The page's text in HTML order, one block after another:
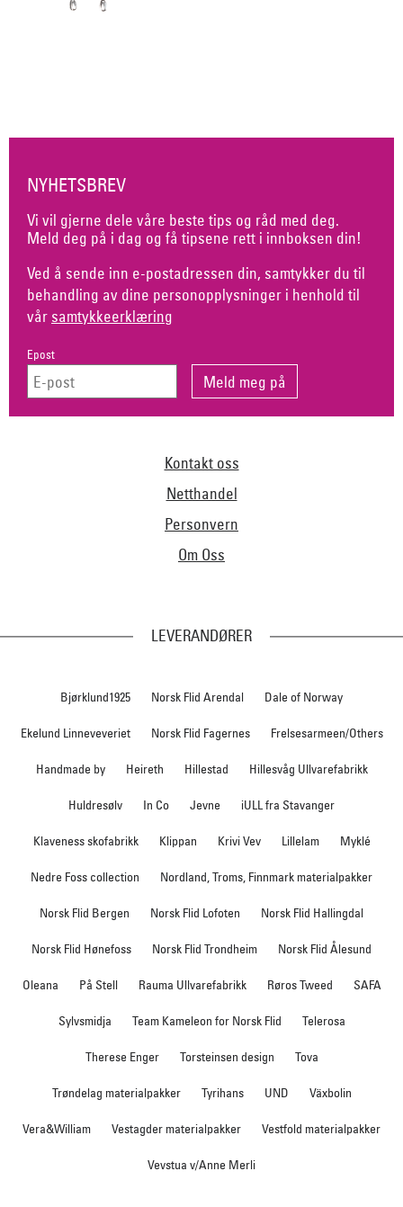
NYHETSBREV
Vi vil gjerne dele våre beste tips og råd med deg.
Meld deg på i dag og få tipsene rett i innboksen din!
Ved å sende inn e-postadressen din, samtykker du til
behandling av dine personopplysninger i henhold til
vår samtykkeerklæring
Epost
Kontakt oss
Netthandel
Personvern
Om Oss
LEVERANDØRER
Bjørklund1925 Norsk Flid Arendal Dale of Norway
Ekelund Linneveveriet Norsk Flid Fagernes Frelsesarmeen/Others
Handmade by Heireth Hillestad Hillesvåg Ullvarefabrikk
Huldresølv In Co Jevne iULL fra Stavanger
Klaveness skofabrikk Klippan Krivi Vev Lillelam Myklé
Nedre Foss collection Nordland, Troms, Finnmark materialpakker
Norsk Flid Bergen Norsk Flid Lofoten Norsk Flid Hallingdal
Norsk Flid Hønefoss Norsk Flid Trondheim Norsk Flid Ålesund
Oleana På Stell Rauma Ullvarefabrikk Røros Tweed SAFA
Sylvsmidja Team Kameleon for Norsk Flid Telerosa
Therese Enger Torsteinsen design Tova
Trøndelag materialpakker Tyrihans UND Växbolin
Vera&William Vestagder materialpakker Vestfold materialpakker
Vevstua v/Anne Merli